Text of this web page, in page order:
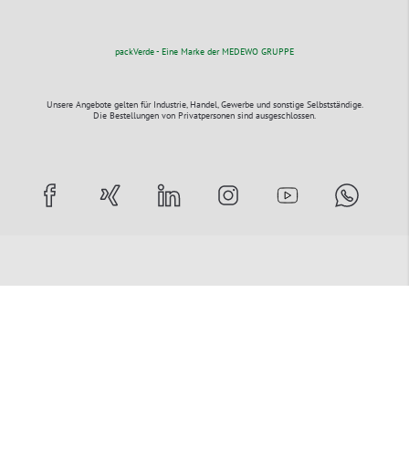
packVerde - Eine Marke der MEDEWO GRUPPE
Unsere Angebote gelten für Industrie, Handel, Gewerbe und sonstige Selbstständige.
Die Bestellungen von Privatpersonen sind ausgeschlossen.